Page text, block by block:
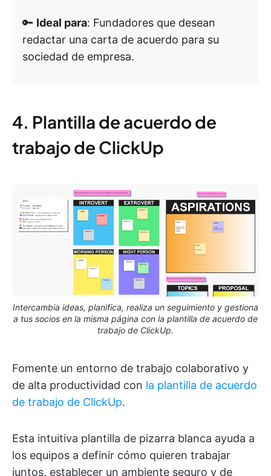
🔑 Ideal para: Fundadores que desean
redactar una carta de acuerdo para su
sociedad de empresa.
4. Plantilla de acuerdo de
trabajo de ClickUp
Intercambia ideas, planifica, realiza un seguimiento y gestiona
a tus socios en la misma página con la plantilla de acuerdo de
trabajo de ClickUp.
Fomente un entorno de trabajo colaborativo y
de alta productividad con la plantilla de acuerdo
de trabajo de ClickUp.
Esta intuitiva plantilla de pizarra blanca ayuda a
los equipos a definir cómo quieren trabajar
juntos, establecer un ambiente seguro y de